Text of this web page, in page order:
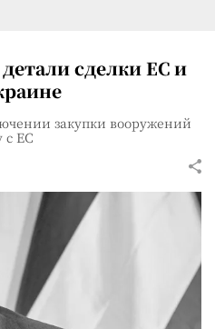
сделки ЕС и
закупки вооружений
с ЕС